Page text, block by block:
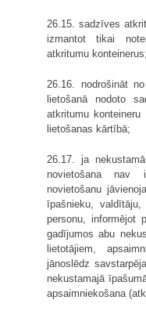
26.15. sadzīves
izmantot tikai
atkritumu konteinerus;
26.16. nodrošināt
lietošanā nodoto
atkritumu
lietošanas kārtībā;
26.17. ja
novietošana nav
novietošanu
īpašnieku, valdītāju,
personu, informējot
gadījumos abu
lietotājiem,
jānoslēdz
nekustamajā
apsaimniekošana